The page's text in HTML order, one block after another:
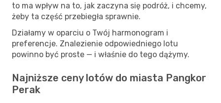
to ma wpływ na to, jak zaczyna się podróż, i chcemy,
żeby ta część przebiegła sprawnie.
Działamy w oparciu o Twój harmonogram i
preferencje. Znalezienie odpowiedniego lotu
powinno być proste — i właśnie do tego dążymy.
Najniższe ceny lotów do miasta Pangkor
Perak